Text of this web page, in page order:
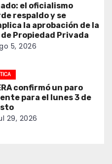
el oficialismo
respaldo y se
la aprobación de la
de Propiedad Privada
5, 2026
confirmó un paro
para el lunes 3 de
29, 2026